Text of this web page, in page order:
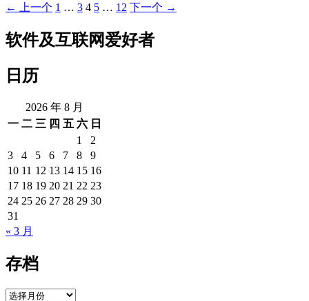
目
理
案
15
—
如
去
开
好
一
文
导
← 上一个 1 … 3 4 5 … 12 下一个 →
软件及互联网爱好者
日历
2026 年 8 月
一 二 三 四 五 六 日
1
2
3
4 5 6 7 8
9
10 11 12 13 14 15 16
17 18 19 20 21 22 23
24 25 26 27 28 29 30
31
« 3 月
存档
存